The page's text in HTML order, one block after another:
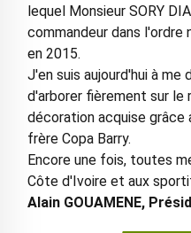
lequel Monsieur SORY
commandeur dans l'ordre
en 2015.
J'en suis aujourd'hui à me
d'arborer fièrement sur
décoration acquise grâce
frère Copa Barry.
Encore une fois, toutes
Côte d'Ivoire et aux
Alain GOUAMENE,